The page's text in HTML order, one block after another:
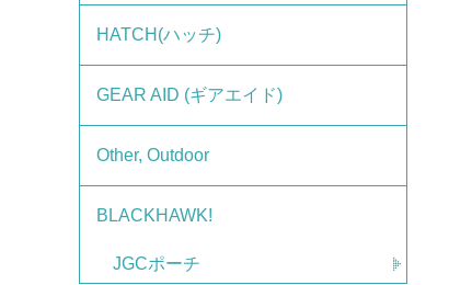
HATCH(ハッチ)
GEAR AID (ギアエイド)
Other, Outdoor
BLACKHAWK!
JGCポーチ